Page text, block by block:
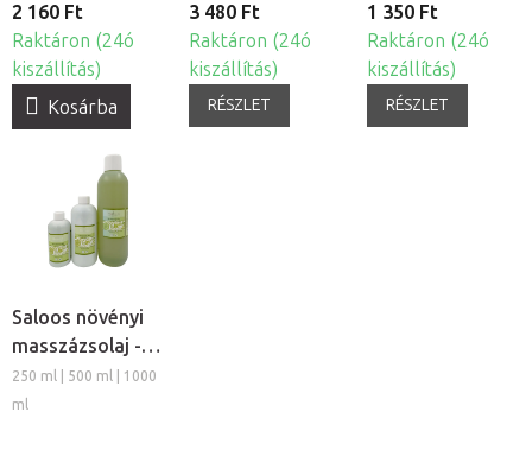
2 160 Ft
Raktáron (24ó
kiszállítás)
Kosárba
3 480 Ft
Raktáron (24ó
kiszállítás)
RÉSZLET
1 350 Ft
Raktáron (24ó
kiszállítás)
RÉSZLET
Saloos növényi
masszázsolaj -
Szőlő
250 ml | 500 ml | 1000
ml